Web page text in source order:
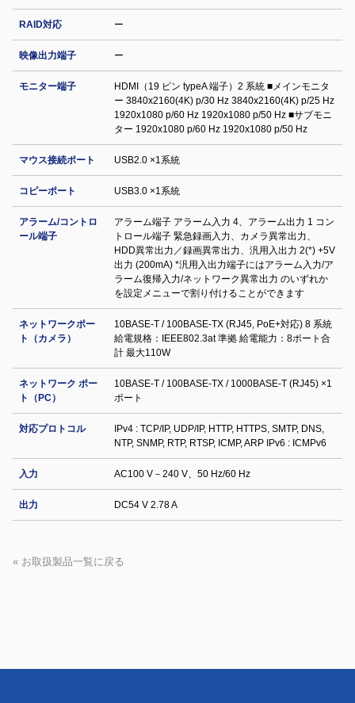
RAID対応 ー
映像出力端子 ー
モニター端子
HDMI（19 ピン typeA 端子）2 系統 ■メインモニタ
ー 3840x2160(4K) p/30 Hz 3840x2160(4K) p/25 Hz
1920x1080 p/60 Hz 1920x1080 p/50 Hz ■サブモニ
ター 1920x1080 p/60 Hz 1920x1080 p/50 Hz
マウス接続ポート USB2.0 ×1系統
コピーポート USB3.0 ×1系統
アラーム/コントロ
ール端子
アラーム端子 アラーム入力 4、アラーム出力 1 コン
トロール端子 緊急録画入力、カメラ異常出力、
HDD異常出力／録画異常出力、汎用入出力 2(*) +5V
出力 (200mA) *汎用入出力端子にはアラーム入力/ア
ラーム復帰入力/ネットワーク異常出力 のいずれか
を設定メニューで割り付けることができます
ネットワークポー
ト（カメラ）
10BASE-T / 100BASE-TX (RJ45, PoE+対応) 8 系統
給電規格：IEEE802.3at 準拠 給電能力：8ポート合
計 最大110W
ネットワーク ポー
ト（PC）
10BASE-T / 100BASE-TX / 1000BASE-T (RJ45) ×1
ポート
対応プロトコル
IPv4 : TCP/IP, UDP/IP, HTTP, HTTPS, SMTP, DNS,
NTP, SNMP, RTP, RTSP, ICMP, ARP IPv6 : ICMPv6
入力 AC100 V－240 V、50 Hz/60 Hz
出力 DC54 V 2.78 A
« お取扱製品一覧に戻る